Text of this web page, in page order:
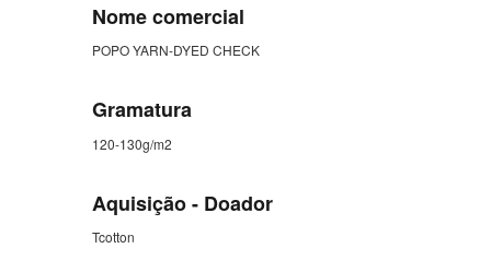
Nome comercial
POPO YARN-DYED CHECK
Gramatura
120-130g/m2
Aquisição - Doador
Tcotton